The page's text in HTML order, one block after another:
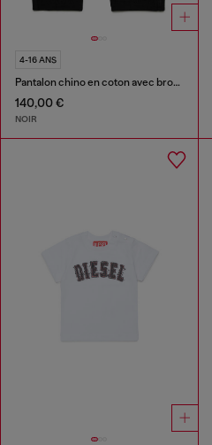
4-16 ANS
Pantalon chino en coton avec broderie Oval D
140,00 €
NOIR